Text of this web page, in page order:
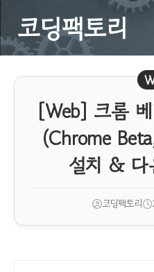
코딩팩토리
[Web] 크롬
(Chrome
설치 & 다
코딩팩토리